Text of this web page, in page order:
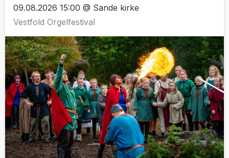
09.08.2026 15:00 @ Sande kirke
Vestfold Orgelfestival